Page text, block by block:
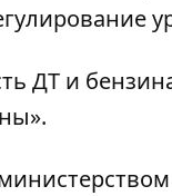
ДТ и